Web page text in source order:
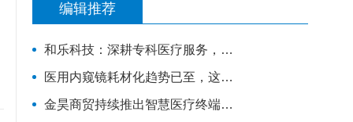
编辑推荐
和乐科技：深耕专科医疗服务，构建智慧产科4.0的全流程闭环管理
医用内窥镜耗材化趋势已至，这家企业凭一次性宫腔镜强势入局 | 复星·星未来创业营
金昊商贸持续推出智慧医疗终端，全力布局移动医疗市场